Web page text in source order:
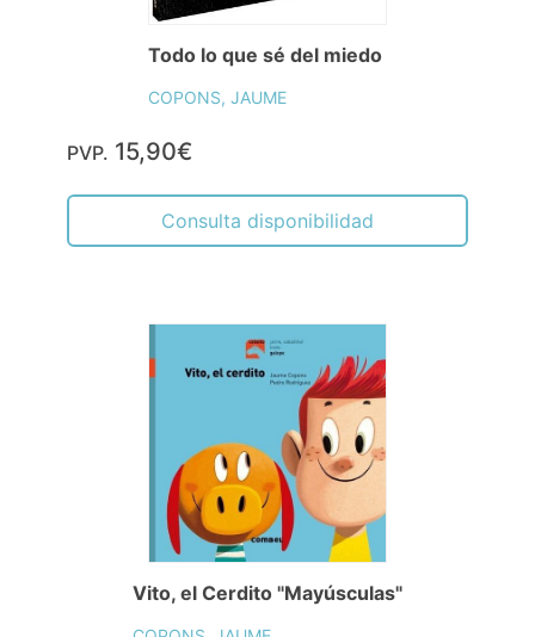
Todo lo que sé del miedo
COPONS, JAUME
PVP. 15,90€
Consulta disponibilidad
Vito, el Cerdito "Mayúsculas"